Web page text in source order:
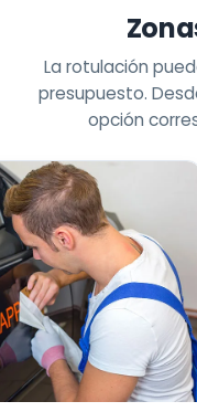
La rotulación
presupuesto.
opción